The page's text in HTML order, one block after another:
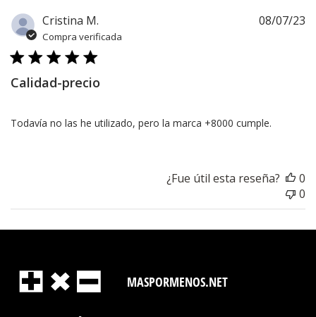
Cristina M.
Compra verificada
Calidad-precio
Todavía no las he utilizado, pero la marca +8000 cumple.
08/07/23
¿Fue útil esta reseña?
0
0
MASPORMENOS.NET